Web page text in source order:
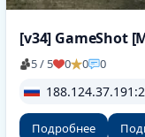
[v34] GameShot
5 / 5 0 0 0
Подробнее